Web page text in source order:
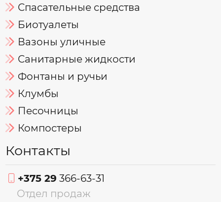
Спасательные средства
Биотуалеты
Вазоны уличные
Санитарные жидкости
Фонтаны и ручьи
Клумбы
Песочницы
Компостеры
Контакты
+375 29 366-63-31
Отдел продаж